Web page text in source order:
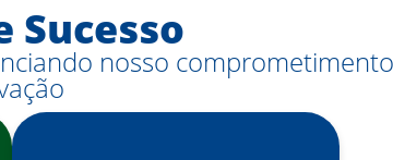
Sucesso
nosso